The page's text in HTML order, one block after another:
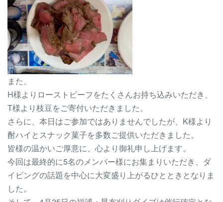
また、
H様よりローストビーフをたくさんお持ち込みいただき、
T様より枝豆をご寄付いただきました。
さらに、本日はご参加ではありませんでしたが、K様より
酎ハイとスナック菓子を多数ご提供いただきました。
皆様の温かいご厚意に、心より御礼申し上げます。
今回は最終的に5名のメンバー様にお集まりいただき、ダ
イビングの話題を中心に大変盛り上がるひとときとなりま
した。